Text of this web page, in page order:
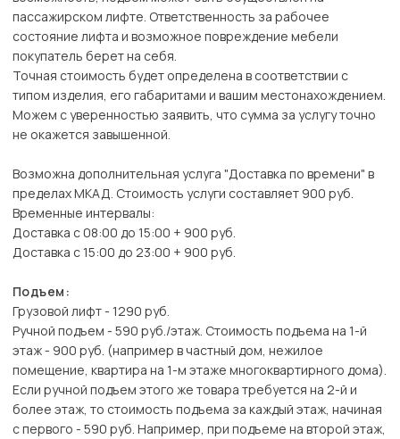
пассажирском лифте. Ответственность за рабочее
состояние лифта и возможное повреждение мебели
покупатель берет на себя.
Точная стоимость будет определена в соответствии с
типом изделия, его габаритами и вашим местонахождением.
Можем с уверенностью заявить, что сумма за услугу точно
не окажется завышенной.
Возможна дополнительная услуга "Доставка по времени" в
пределах МКАД. Стоимость услуги составляет 900 руб.
Временные интервалы:
Доставка с 08:00 до 15:00 + 900 руб.
Доставка с 15:00 до 23:00 + 900 руб.
Подъем:
Грузовой лифт - 1290 руб.
Ручной подъем - 590 руб./этаж. Стоимость подъема на 1-й
этаж - 900 руб. (например в частный дом, нежилое
помещение, квартира на 1-м этаже многоквартирного дома).
Если ручной подъем этого же товара требуется на 2-й и
более этаж, то стоимость подъема за каждый этаж, начиная
с первого - 590 руб. Например, при подъеме на второй этаж,